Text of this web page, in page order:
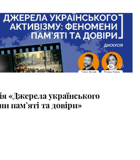
16
«Джерела українського
пам’яті та довіри»